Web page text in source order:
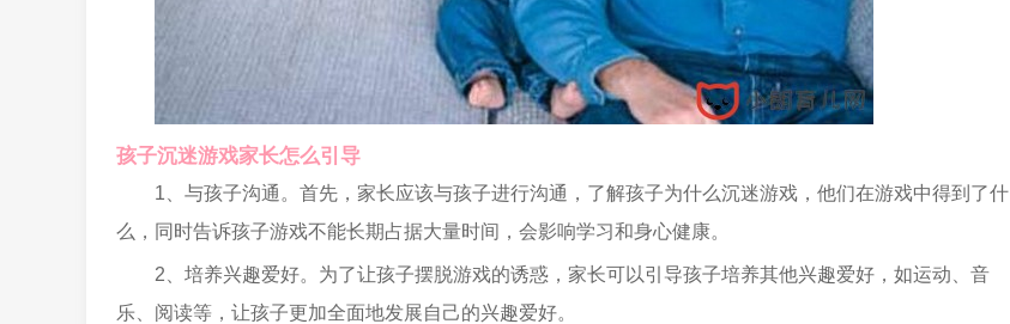
孩子沉迷游戏家长怎么引导
1、与孩子沟通。首先，家长应该与孩子进行沟通，了解孩子为什么沉迷游戏，他们在游戏中得到了什
么，同时告诉孩子游戏不能长期占据大量时间，会影响学习和身心健康。
2、培养兴趣爱好。为了让孩子摆脱游戏的诱惑，家长可以引导孩子培养其他兴趣爱好，如运动、音
乐、阅读等，让孩子更加全面地发展自己的兴趣爱好。